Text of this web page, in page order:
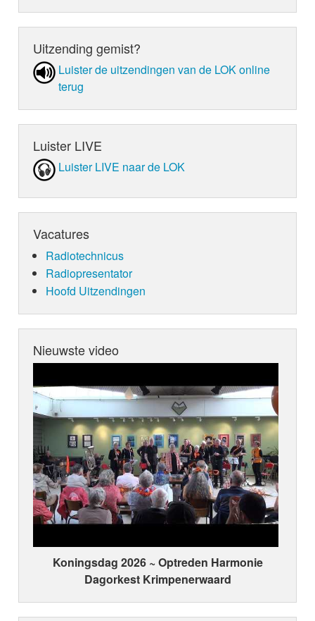
Uitzending gemist?
Luister de uit­zen­din­gen van de LOK online
terug
Luister LIVE
Luister LIVE naar de LOK
Vacatures
Radiotechnicus
Radiopresentator
Hoofd Uitzendingen
Nieuwste video
Koningsdag 2026 ~ Optreden Harmonie
Dagorkest Krimpenerwaard